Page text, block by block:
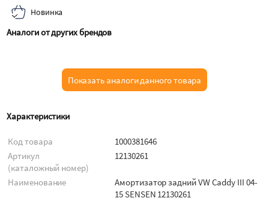
Новинка
Аналоги от других брендов
Показать аналоги данного товара
Характеристики
Код товара
1000381646
Артикул
(каталожный номер)
12130261
Наименование
Амортизатор задний VW Caddy III 04-
15 SENSEN 12130261